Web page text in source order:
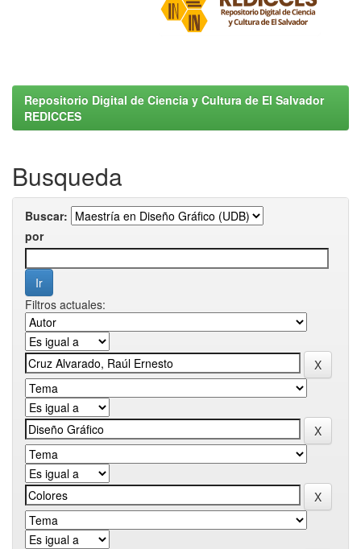
Repositorio Digital de Ciencia y Cultura de El Salvador
REDICCES
Busqueda
Buscar:
por
Filtros actuales: